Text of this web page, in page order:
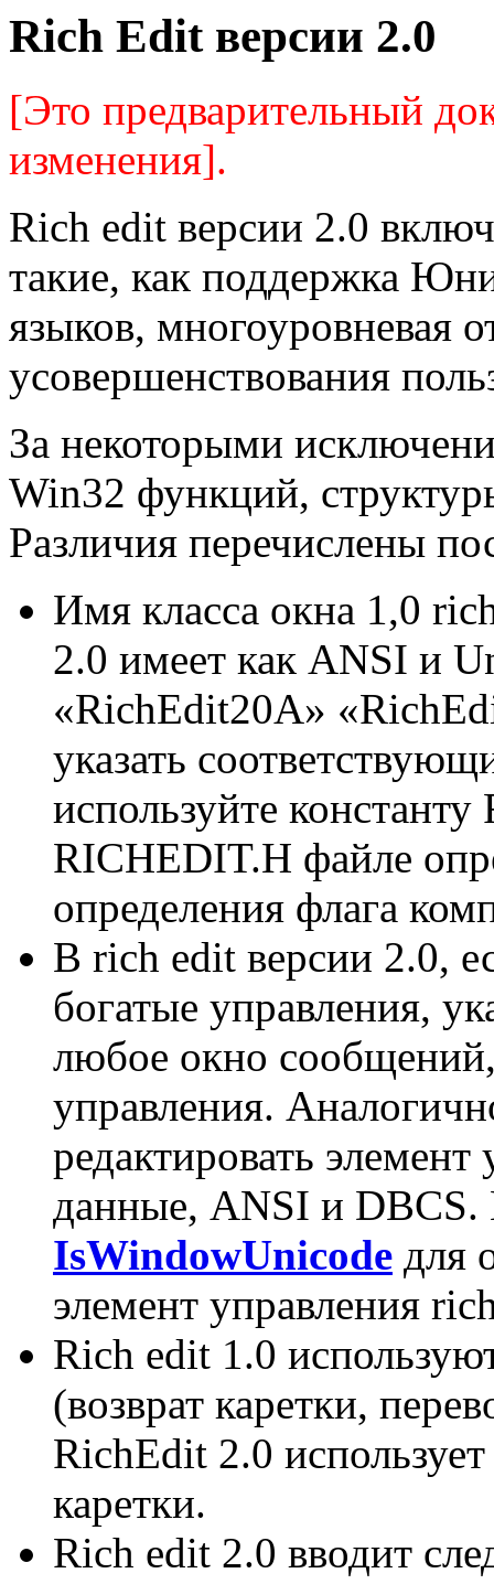
Rich Edit версии 2.0
[Это предварительный
изменения].
Rich edit версии 2.0
такие, как поддержка
языков, многоуровневая
усовершенствования
За некоторыми
Win32 функций,
Различия перечислены
Имя класса окна 1,0
2.0 имеет как ANSI и
«RichEdit20A»
указать
используйте
RICHEDIT.H файле
определения флага
В rich edit версии 2.0,
богатые управления,
любое окно
управления.
редактировать элемент
данные, ANSI и
IsWindowUnicode для
элемент управления
Rich edit 1.0
(возврат каретки,
RichEdit 2.0
каретки.
Rich edit 2.0 вводит